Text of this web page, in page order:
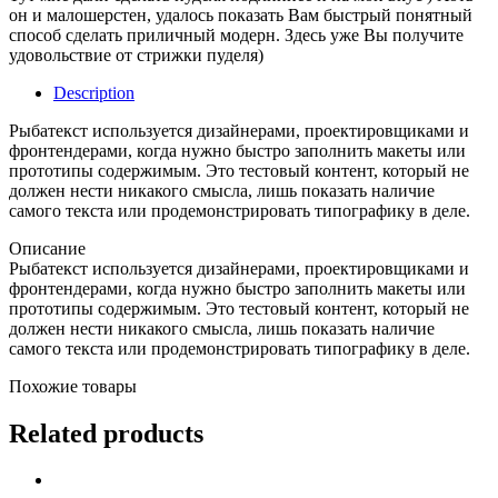
он и малошерстен, удалось показать Вам быстрый понятный
способ сделать приличный модерн. Здесь уже Вы получите
удовольствие от стрижки пуделя)
Description
Рыбатекст используется дизайнерами, проектировщиками и
фронтендерами, когда нужно быстро заполнить макеты или
прототипы содержимым. Это тестовый контент, который не
должен нести никакого смысла, лишь показать наличие
самого текста или продемонстрировать типографику в деле.
Описание
Рыбатекст используется дизайнерами, проектировщиками и
фронтендерами, когда нужно быстро заполнить макеты или
прототипы содержимым. Это тестовый контент, который не
должен нести никакого смысла, лишь показать наличие
самого текста или продемонстрировать типографику в деле.
Похожие товары
Related products